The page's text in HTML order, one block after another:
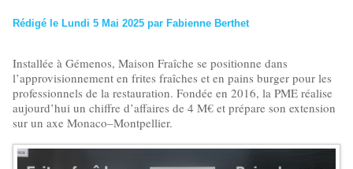
Rédigé le Lundi 5 Mai 2025 par Fabienne Berthet
Installée à Gémenos, Maison Fraîche se positionne dans
l’approvisionnement en frites fraîches et en pains burger pour les
professionnels de la restauration. Fondée en 2016, la PME réalise
aujourd’hui un chiffre d’affaires de 4 M€ et prépare son extension
sur un axe Monaco–Montpellier.